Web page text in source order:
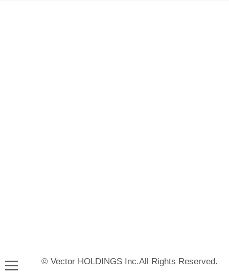
© Vector HOLDINGS Inc.All Rights Reserved.